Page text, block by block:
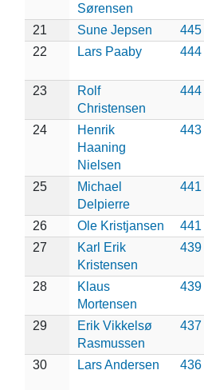
Sørensen
21 Sune Jepsen
445
22
Lars Paaby 444
23
Rolf
Christensen
444
24
Henrik
Haaning
Nielsen
443
25
Michael
Delpierre
441
26 Ole Kristjansen
441
27
Karl Erik
Kristensen
439
28
Klaus
Mortensen
439
29
Erik Vikkelsø
Rasmussen
437
30 Lars Andersen 436